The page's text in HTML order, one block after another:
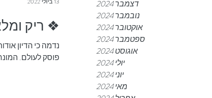
דצמבר 2024
נובמבר 2024
אוקטובר 2024
ספטמבר 2024
אוגוסט 2024
יולי 2024
יוני 2024
מאי 2024
❖ ריק
פוסק לעולם.